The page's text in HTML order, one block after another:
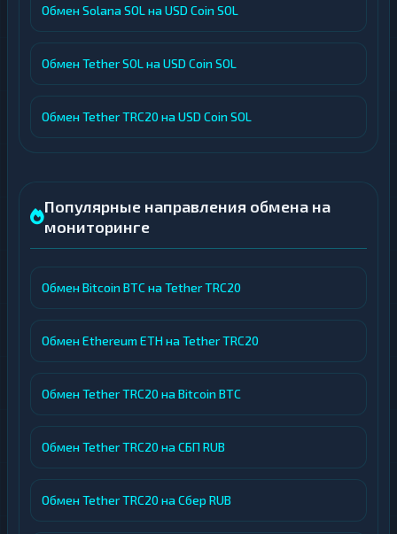
Обмен Solana SOL на USD Coin SOL
Обмен Tether SOL на USD Coin SOL
Обмен Tether TRC20 на USD Coin SOL
Популярные направления обмена на
мониторинге
Обмен Bitcoin BTC на Tether TRC20
Обмен Ethereum ETH на Tether TRC20
Обмен Tether TRC20 на Bitcoin BTC
Обмен Tether TRC20 на СБП RUB
Обмен Tether TRC20 на Сбер RUB